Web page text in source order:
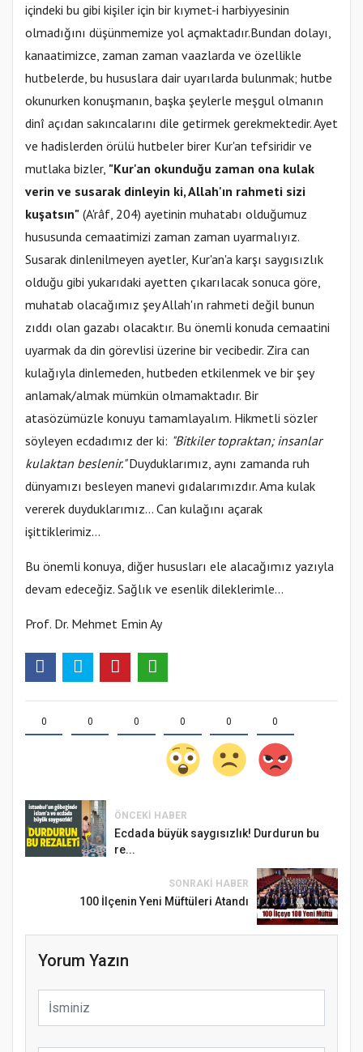
içindeki bu gibi kişiler için bir kıymet-i harbiyyesinin
olmadığını düşünmemize yol açmaktadır.Bundan dolayı,
kanaatimizce, zaman zaman vaazlarda ve özellikle
hutbelerde, bu hususlara dair uyarılarda bulunmak; hutbe
okunurken konuşmanın, başka şeylerle meşgul olmanın
dinî açıdan sakıncalarını dile getirmek gerekmektedir. Ayet
ve hadislerden örülü hutbeler birer Kur'an tefsiridir ve
mutlaka bizler, "Kur'an okunduğu zaman ona kulak
verin ve susarak dinleyin ki, Allah'ın rahmeti sizi
kuşatsın" (A'râf, 204) ayetinin muhatabı olduğumuz
hususunda cemaatimizi zaman zaman uyarmalıyız.
Susarak dinlenilmeyen ayetler, Kur'an'a karşı saygısızlık
olduğu gibi yukarıdaki ayetten çıkarılacak sonuca göre,
muhatab olacağımız şey Allah'ın rahmeti değil bunun
zıddı olan gazabı olacaktır. Bu önemli konuda cemaatini
uyarmak da din görevlisi üzerine bir vecibedir. Zira can
kulağıyla dinlemeden, hutbeden etkilenmek ve bir şey
anlamak/almak mümkün olmamaktadır. Bir
atasözümüzle konuyu tamamlayalım. Hikmetli sözler
söyleyen ecdadımız der ki: "Bitkiler topraktan; insanlar
kulaktan beslenir."Duyduklarımız, aynı zamanda ruh
dünyamızı besleyen manevi gıdalarımızdır. Ama kulak
vererek duyduklarımız… Can kulağını açarak
işittiklerimiz…
Bu önemli konuya, diğer hususları ele alacağımız yazıyla
devam edeceğiz. Sağlık ve esenlik dileklerimle…
Prof. Dr. Mehmet Emin Ay
0 0 0 0 0 0
ÖNCEKI HABER
Ecdada büyük saygısızlık! Durdurun bu
re...
SONRAKI HABER
100 İlçenin Yeni Müftüleri Atandı
Yorum Yazın
Samsun Atakum’da Ayasofya Camii
Etkinliği
Türkiye’de insanlar dinle bağlarını